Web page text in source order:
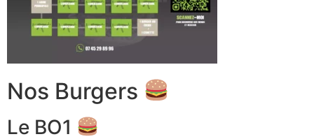
Nos Burgers
Le BO1